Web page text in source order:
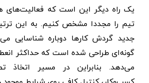
یک راه دیگر این است که فعالیت‌های
تیم را مجددا مشخص کنیم. به این
جدید گردش کارها دوباره شناسایی
گونه‌ای طراحی شده است که حداکثر
می‌دهد. بنابراین در مسیر اتخاذ